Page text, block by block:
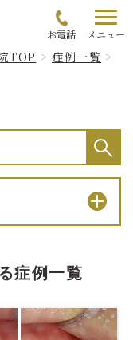
お電話 メニュー
TOP
症例一覧
症例一覧